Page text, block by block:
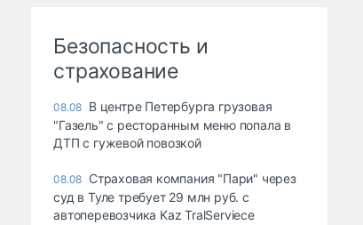
Безопасность и
страхование
08.08 В центре Петербурга грузовая
"Газель" с ресторанным меню попала в
ДТП с гужевой повозкой
08.08 Страховая компания "Пари" через
суд в Туле требует 29 млн руб. с
автоперевозчика Kaz TralServiece